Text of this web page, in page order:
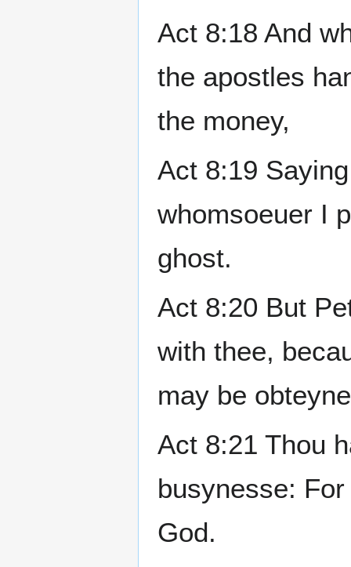
Act 8:18 And
the apostles
the money,
Act 8:19
whomsoeuer I
ghost.
Act 8:20 But
with thee,
may be
Act 8:21 Thou
busynesse:
God.